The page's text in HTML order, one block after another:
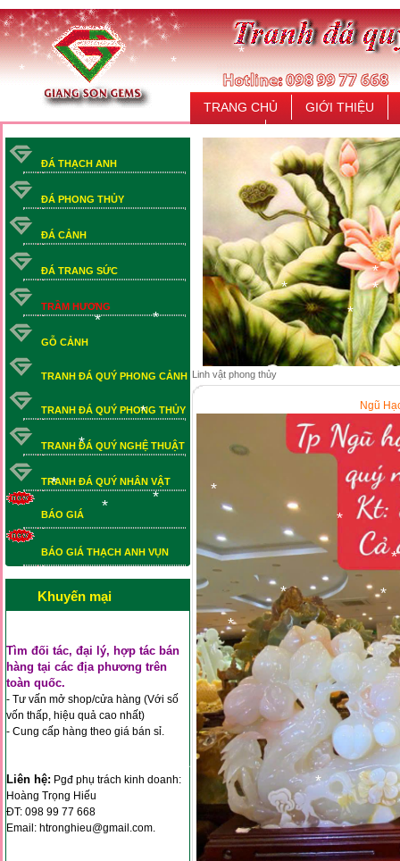
TRANG CHỦ
GIỚI THIỆU
ĐÁ THẠCH ANH
ĐÁ PHONG THỦY
ĐÁ CẢNH
ĐÁ TRANG SỨC
TRẦM HƯƠNG
GỖ CẢNH
TRANH ĐÁ QUÝ PHONG CẢNH
TRANH ĐÁ QUÝ PHONG THỦY
TRANH ĐÁ QUÝ NGHỆ THUẬT
TRANH ĐÁ QUÝ NHÂN VẬT
BÁO GIÁ
BÁO GIÁ THẠCH ANH VỤN
BÁO GIÁ THẠCH ANH VỤN
Khuyến mại
Tìm đối tác, đại lý, hợp tác bán
hàng tại các địa phương trên
toàn quốc.
- Tư vấn mở shop/cửa hàng (Với số
vốn thấp, hiệu quả cao nhất)
- Cung cấp hàng theo giá bán sỉ.
Liên hệ: Pgđ phụ trách kinh doanh:
Hoàng Trọng Hiếu
ĐT: 098 99 77 668
Email: htronghieu@gmail.com.
Linh vật phong thủy
Ngũ
*
*
*
*
*
*
*
*
*
*
*
*
*
*
*
*
*
*
*
*
*
*
*